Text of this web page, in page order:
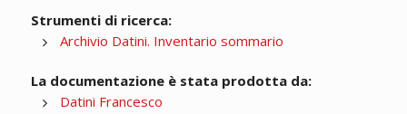
Strumenti di ricerca:
Archivio Datini. Inventario sommario
La documentazione è stata prodotta da:
Datini Francesco